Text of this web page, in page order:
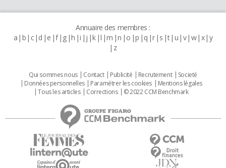
Annuaire des membres :
a b c d e f g h i j k l m n o p q r s t u v w x y
z
Qui sommes nous Contact Publicité Recrutement
Societé
Données personnelles
Paramétrer les cookies
Mentions légales
Tous les articles
Corrections © 2022 CCM Benchmark